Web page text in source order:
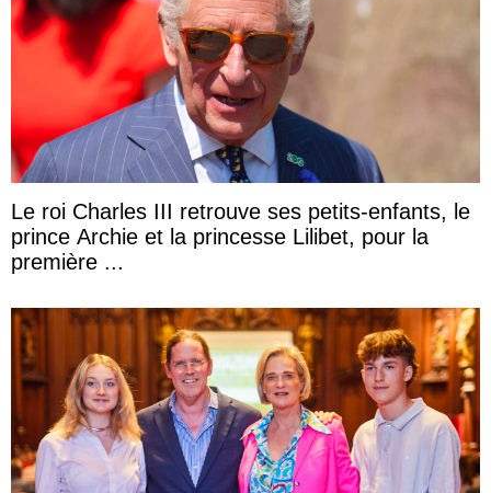
Le roi Charles III retrouve ses petits-enfants, le
prince Archie et la princesse Lilibet, pour la
première ...